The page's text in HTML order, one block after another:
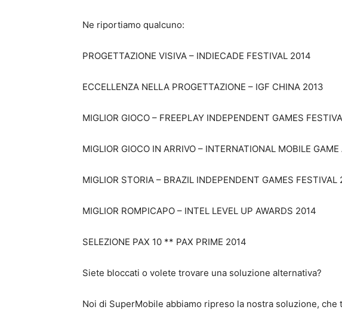
Ne riportiamo qualcuno:
PROGETTAZIONE VISIVA – INDIECADE FESTIVAL 2014
ECCELLENZA NELLA PROGETTAZIONE – IGF CHINA 2013
MIGLIOR GIOCO – FREEPLAY INDEPENDENT GAMES
MIGLIOR GIOCO IN ARRIVO – INTERNATIONAL MOBILE
MIGLIOR STORIA – BRAZIL INDEPENDENT GAMES FESTIVAL
MIGLIOR ROMPICAPO – INTEL LEVEL UP AWARDS 2014
SELEZIONE PAX 10 ** PAX PRIME 2014
Siete bloccati o volete trovare una soluzione alternativa?
Noi di SuperMobile abbiamo ripreso la nostra soluzione,